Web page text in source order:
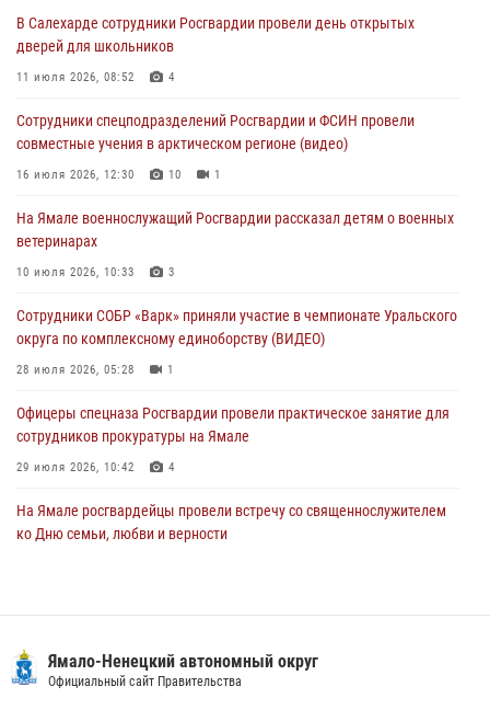
Генерал-полковник Юрий Аверин выступил на Всероссийском
молодёжном образовательном форуме «Территория смыслов»
03 августа 2026, 06:54
Директор Росгвардии Герой России генерал армии Виктор Золотов
поздравил специалистов подразделений тыла с профессиональным
праздником
Сотрудники СОБР «Варк» повышают боевое мастерство на Ямале
30 июля 2026, 09:34 1
Офицеры спецназа Росгвардии провели практическое занятие для
сотрудников прокуратуры на Ямале
29 июля 2026, 10:42 4
В Салехарде сотрудники Росгвардии провели день открытых
дверей для школьников
11 июля 2026, 08:52 4
Сотрудники спецподразделений Росгвардии и ФСИН провели
совместные учения в арктическом регионе (видео)
16 июля 2026, 12:30 10 1
На Ямале военнослужащий Росгвардии рассказал детям о военных
ветеринарах
10 июля 2026, 10:33 3
Сотрудники СОБР «Варк» приняли участие в чемпионате Уральского
округа по комплексному единоборству (ВИДЕО)
28 июля 2026, 05:28 1
Офицеры спецназа Росгвардии провели практическое занятие для
сотрудников прокуратуры на Ямале
29 июля 2026, 10:42 4
На Ямале росгвардейцы провели встречу со священнослужителем
ко Дню семьи, любви и верности
«Каникулы с Росгвардией» продолжаются на Ямале
Ямало-Ненецкий автономный округ
Официальный сайт Правительства